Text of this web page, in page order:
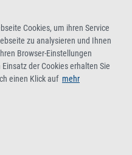
Cookies, um ihren Service
zu analysieren und Ihnen
Browser-Einstellungen
der Cookies erhalten Sie
einen Klick auf mehr